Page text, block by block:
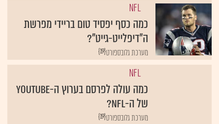
NFL
כמה כסף יפסיד טום בריידי מפרשת
ה"דיפלייט-גייט"?
{19}מערכת גלובספורט
NFL
כמה עולה לפרסם בערוץ ה-YouTube
של ה-NFL?
{19}מערכת גלובספורט